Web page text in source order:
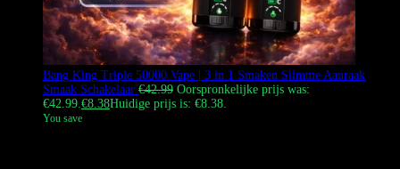
Bang King Triple 50000 Vape | 3 in 1 Smaken Slimme Aanraak
Smaak Schakelaar €42.99 Oorspronkelijke prijs was:
€42.99.€8.38Huidige prijs is: €8.38.
You save